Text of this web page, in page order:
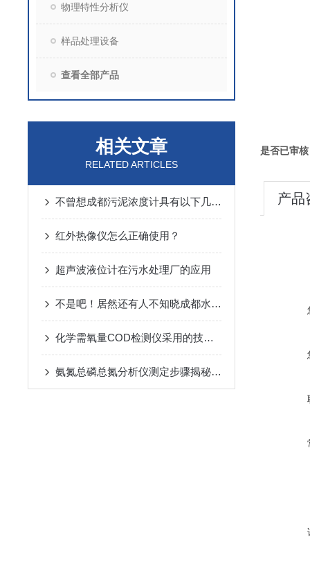
物理特性分析仪
样品处理设备
查看全部产品
相关文章
RELATED ARTICLES
不曾想成都污泥浓度计具有以下几个优势
红外热像仪怎么正确使用？
超声波液位计在污水处理厂的应用
不是吧！居然还有人不知晓成都水质采样器功能的
化学需氧量COD检测仪采用的技术优点详细介绍
氨氮总磷总氮分析仪测定步骤揭秘：从准备到落地，关键细节全拿捏
是否已审
产品